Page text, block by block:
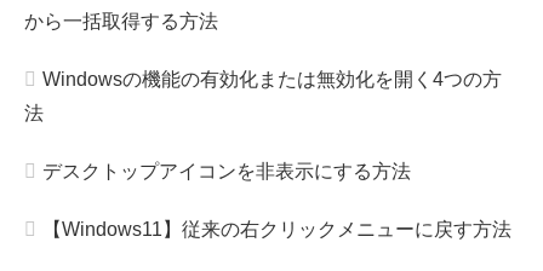
から一括取得する方法
Windowsの機能の有効化または無効化を開く4つの方
法
デスクトップアイコンを非表示にする方法
【Windows11】従来の右クリックメニューに戻す方法